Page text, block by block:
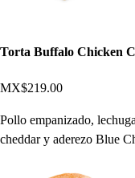
Torta Buffalo Chicken
MX$219.00
Pollo empanizado,
cheddar y aderezo Blue